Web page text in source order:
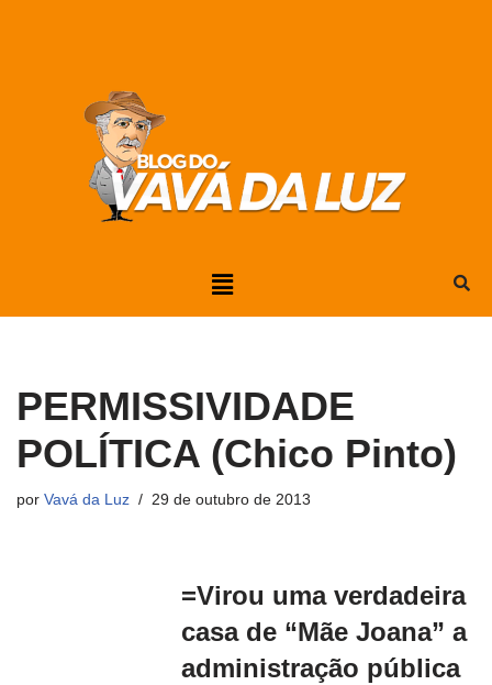
PERMISSIVIDADE
POLÍTICA (Chico Pinto)
por Vavá da Luz 29 de outubro de 2013
=Virou uma verdadeira
casa de “Mãe Joana” a
administração pública